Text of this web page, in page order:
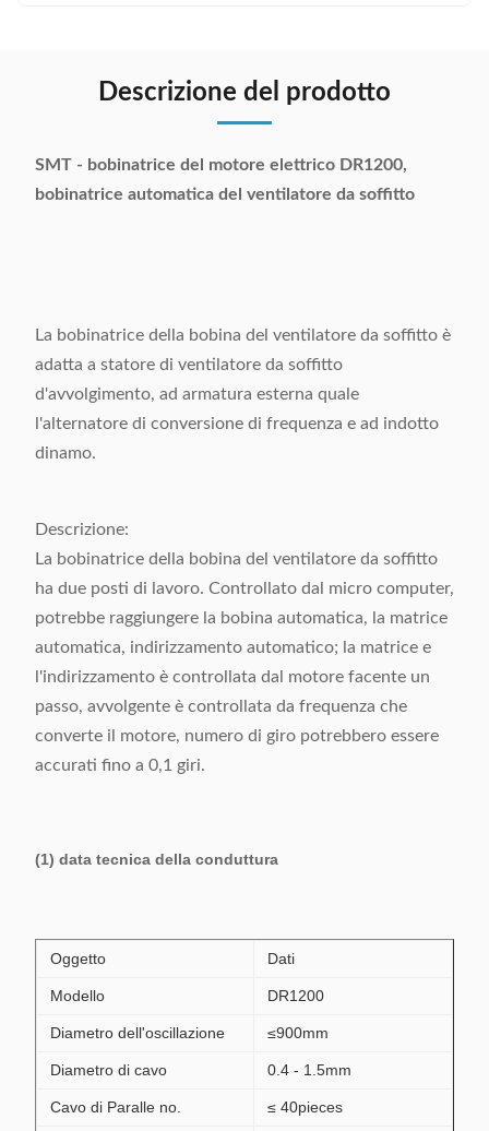
Descrizione del prodotto
SMT - bobinatrice del motore elettrico DR1200,
bobinatrice automatica del ventilatore da soffitto
La bobinatrice della bobina del ventilatore da soffitto è
adatta a statore di ventilatore da soffitto
d'avvolgimento, ad armatura esterna quale
l'alternatore di conversione di frequenza e ad indotto
dinamo.
Descrizione:
La bobinatrice della bobina del ventilatore da soffitto
ha due posti di lavoro. Controllato dal micro computer,
potrebbe raggiungere la bobina automatica, la matrice
automatica, indirizzamento automatico; la matrice e
l'indirizzamento è controllata dal motore facente un
passo, avvolgente è controllata da frequenza che
converte il motore, numero di giro potrebbero essere
accurati fino a 0,1 giri.
(1) data tecnica della conduttura
Oggetto Dati
Modello DR1200
Diametro dell'oscillazione ≤900mm
Diametro di cavo 0.4 - 1.5mm
Cavo di Paralle no. ≤ 40pieces